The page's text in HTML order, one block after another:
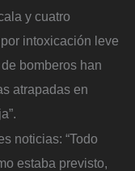
y cuatro
intoxicación leve
bomberos han
atrapadas en
noticias: “Todo
estaba previsto,